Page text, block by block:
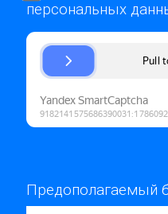
персональных
Предополагаемый